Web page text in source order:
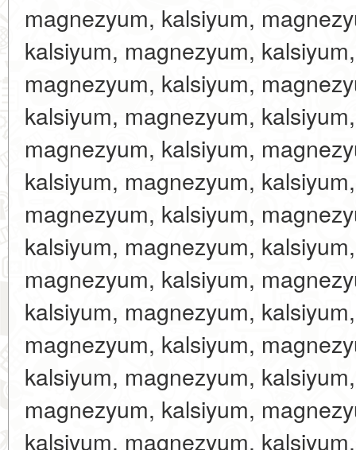
magnezyum, kalsiyum,
kalsiyum, magnezyum,
magnezyum, kalsiyum,
kalsiyum, magnezyum,
magnezyum, kalsiyum,
kalsiyum, magnezyum,
magnezyum, kalsiyum,
kalsiyum, magnezyum,
magnezyum, kalsiyum,
kalsiyum, magnezyum,
magnezyum, kalsiyum,
kalsiyum, magnezyum,
magnezyum, kalsiyum,
kalsiyum, magnezyum,